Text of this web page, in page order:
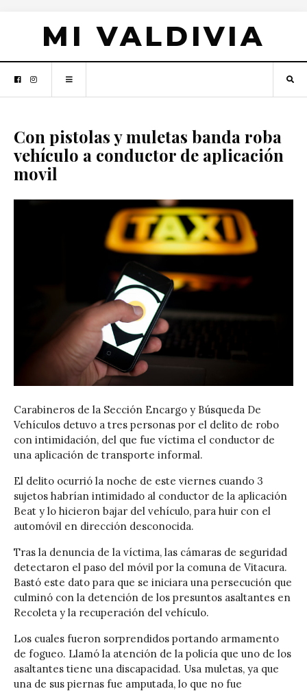
MI VALDIVIA
Con pistolas y muletas banda roba
vehículo a conductor de aplicación
movil
Carabineros de la Sección Encargo y Búsqueda De
Vehículos detuvo a tres personas por el delito de robo
con intimidación, del que fue víctima el conductor de
una aplicación de transporte informal.
El delito ocurrió la noche de este viernes cuando 3
sujetos habrían intimidado al conductor de la aplicación
Beat y lo hicieron bajar del vehículo, para huir con el
automóvil en dirección desconocida.
Tras la denuncia de la víctima, las cámaras de seguridad
detectaron el paso del móvil por la comuna de Vitacura.
Bastó este dato para que se iniciara una persecución que
culminó con la detención de los presuntos asaltantes en
Recoleta y la recuperación del vehículo.
Los cuales fueron sorprendidos portando armamento
de fogueo. Llamó la atención de la policía que uno de los
asaltantes tiene una discapacidad. Usa muletas, ya que
una de sus piernas fue amputada, lo que no fue